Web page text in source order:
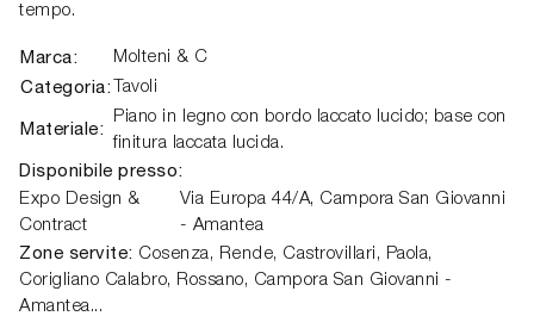
tempo.
Marca: Molteni & C
Categoria: Tavoli
Materiale:
Piano in legno con bordo laccato lucido; base con
finitura laccata lucida.
Disponibile presso:
Expo Design &
Contract
Via Europa 44/A, Campora San Giovanni
- Amantea
Zone servite: Cosenza, Rende, Castrovillari, Paola,
Corigliano Calabro, Rossano, Campora San Giovanni -
Amantea...